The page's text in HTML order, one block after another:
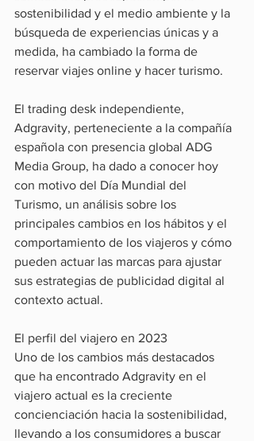
sostenibilidad y el medio ambiente y la
búsqueda de experiencias únicas y a
medida, ha cambiado la forma de
reservar viajes online y hacer turismo.
El trading desk independiente,
Adgravity, perteneciente a la compañía
española con presencia global ADG
Media Group, ha dado a conocer hoy
con motivo del Día Mundial del
Turismo, un análisis sobre los
principales cambios en los hábitos y el
comportamiento de los viajeros y cómo
pueden actuar las marcas para ajustar
sus estrategias de publicidad digital al
contexto actual.
El perfil del viajero en 2023
Uno de los cambios más destacados
que ha encontrado Adgravity en el
viajero actual es la creciente
concienciación hacia la sostenibilidad,
llevando a los consumidores a buscar